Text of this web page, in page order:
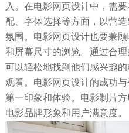
入。在电影网页设计中，需
配、字体选择等方面，以营
氛围。电影网页设计也要兼
和屏幕尺寸的浏览。通过合
可以轻松地找到他们感兴趣
观看。电影网页设计的成功
第一印象和体验。电影制片
电影品牌形象和用户满意度。